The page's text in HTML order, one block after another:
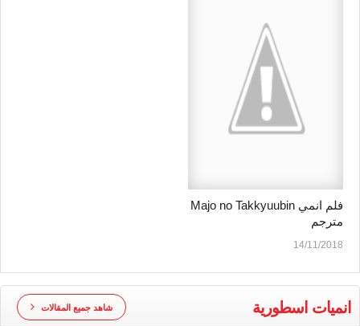
فلم انمي Majo no Takkyuubin
مترجم
14/11/2018
انميات اسطورية شاهد جميع المقالات